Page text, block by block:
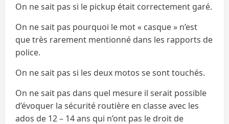
On ne sait pas si le pickup était correctement garé.
On ne sait pas pourquoi le mot « casque » n’est
que très rarement mentionné dans les rapports de
police.
On ne sait pas si les deux motos se sont touchés.
On ne sait pas dans quel mesure il serait possible
d’évoquer la sécurité routière en classe avec les
ados de 12 – 14 ans qui n’ont pas le droit de